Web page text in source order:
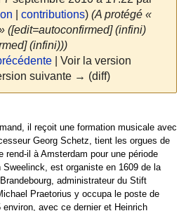
|contributions) (A protégé «
([edit=autoconfirmed] (infini)
(infini)))
| Voir la version
suivante → (diff)
il reçoit une formation musicale avec
Georg Schetz, tient les orgues de
rend-il à Amsterdam pour une période
est organiste en 1609 de la
administrateur du Stift
Praetorius y occupa le poste de
avec ce dernier et Heinrich